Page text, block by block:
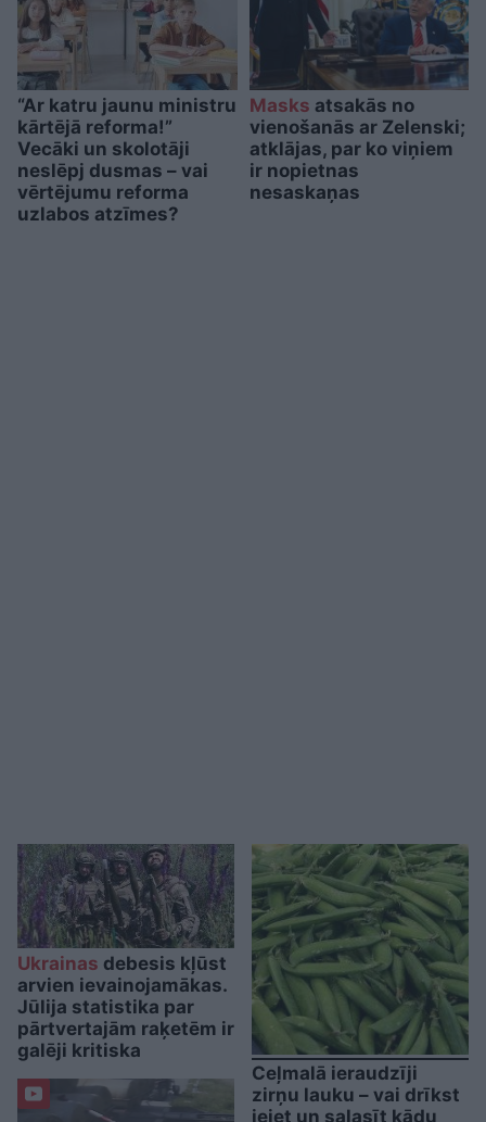
“Ar katru jaunu ministru
kārtējā reforma!”
Vecāki un skolotāji
neslēpj dusmas – vai
vērtējumu reforma
uzlabos atzīmes?
Masks atsakās no
vienošanās ar Zelenski;
atklājas, par ko viņiem
ir nopietnas
nesaskaņas
Ukrainas debesis kļūst
arvien ievainojamākas.
Jūlija statistika par
pārtvertajām raķetēm ir
galēji kritiska
Ceļmalā ieraudzīji
zirņu lauku – vai drīkst
ieiet un salasīt kādu